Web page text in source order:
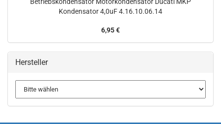
Kondensator 4,0uF 4.16.10.06.14
6,95 €
Hersteller